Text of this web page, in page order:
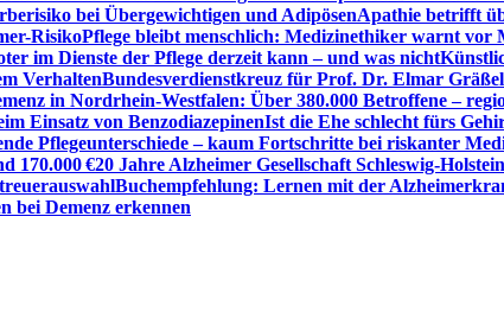
bei Übergewichtigen und AdipösenApathie betrifft
RisikoPflege bleibt menschlich: Medizinethiker warnt vor
im Dienste der Pflege derzeit kann – und was nicht
VerhaltenBundesverdienstkreuz für Prof. Dr. Elmar
in Nordrhein-Westfalen: Über 380.000 Betroffene –
Einsatz von BenzodiazepinenIst die Ehe schlecht fürs
Pflegeunterschiede – kaum Fortschritte bei riskanter
170.000 €20 Jahre Alzheimer Gesellschaft Schleswig-
Buchempfehlung: Lernen mit der
bei Demenz erkennen